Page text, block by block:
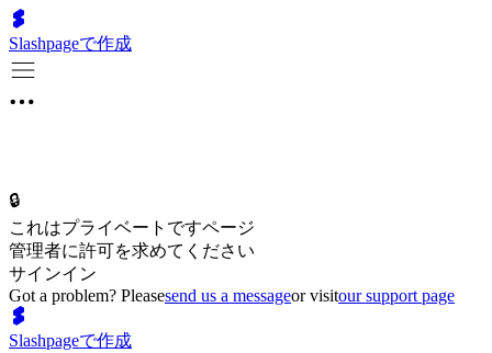
Slashpageで作成
🔒
これはプライベートですページ
管理者に許可を求めてください
サインイン
Got a problem? Pleasesend us a messageor visitour support page
Slashpageで作成